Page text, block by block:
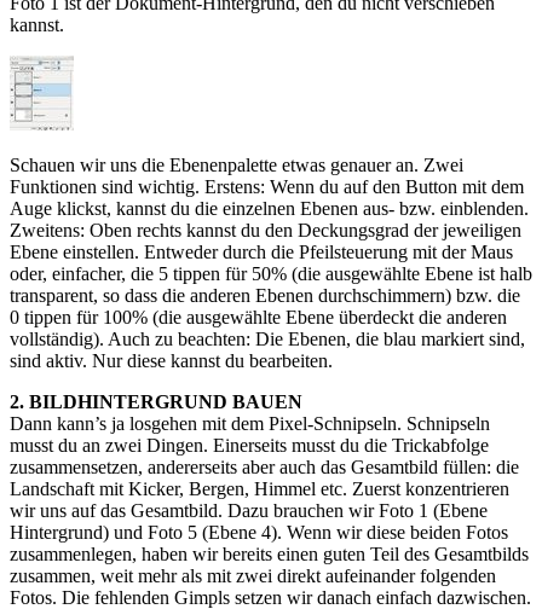
kannst.
Schauen wir uns die Ebenenpalette etwas genauer an. Zwei
Funktionen sind wichtig. Erstens: Wenn du auf den Button mit dem
Auge klickst, kannst du die einzelnen Ebenen aus- bzw. einblenden.
Zweitens: Oben rechts kannst du den Deckungsgrad der jeweiligen
Ebene einstellen. Entweder durch die Pfeilsteuerung mit der Maus
oder, einfacher, die 5 tippen für 50% (die ausgewählte Ebene ist halb
transparent, so dass die anderen Ebenen durchschimmern) bzw. die
0 tippen für 100% (die ausgewählte Ebene überdeckt die anderen
vollständig). Auch zu beachten: Die Ebenen, die blau markiert sind,
sind aktiv. Nur diese kannst du bearbeiten.
2. BILDHINTERGRUND BAUEN
Dann kann’s ja losgehen mit dem Pixel-Schnipseln. Schnipseln
musst du an zwei Dingen. Einerseits musst du die Trickabfolge
zusammensetzen, andererseits aber auch das Gesamtbild füllen: die
Landschaft mit Kicker, Bergen, Himmel etc. Zuerst konzentrieren
wir uns auf das Gesamtbild. Dazu brauchen wir Foto 1 (Ebene
Hintergrund) und Foto 5 (Ebene 4). Wenn wir diese beiden Fotos
zusammenlegen, haben wir bereits einen guten Teil des Gesamtbilds
zusammen, weit mehr als mit zwei direkt aufeinander folgenden
Fotos. Die fehlenden Gimpls setzen wir danach einfach dazwischen.